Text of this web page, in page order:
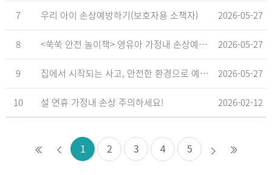
7 우리 아이 손상예방하기(보호자용 소책자) 2026-05-27
8 <쑥쑥 안전 놀이책> 영유아 가정내 손상예방_영유아 놀이형 교육 교재 2026-05-27
9 집에서 시작되는 사고, 안전한 환경으로 예방해요 2026-05-27
10 설 연휴 가정내 손상 주의하세요! 2026-02-12
1 2 3 4 5